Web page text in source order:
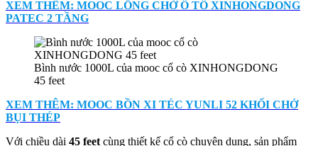
XEM THÊM: MOOC LỒNG CHỞ Ô TÔ XINHONGDONG
PATEC 2 TẦNG
Bình nước 1000L của mooc cổ cò XINHONGDONG
45 feet
XEM THÊM: MOOC BỒN XI TÉC YUNLI 52 KHỐI CHỞ
BỤI THÉP
Với chiều dài 45 feet cùng thiết kế cổ cò chuyên dụng, sản phẩm